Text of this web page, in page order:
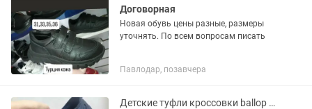
Договорная
Новая обувь цены разные, размеры
уточнять. По всем вопросам писать
Павлодар, позавчера
Детские туфли кроссовки ballop barefoot